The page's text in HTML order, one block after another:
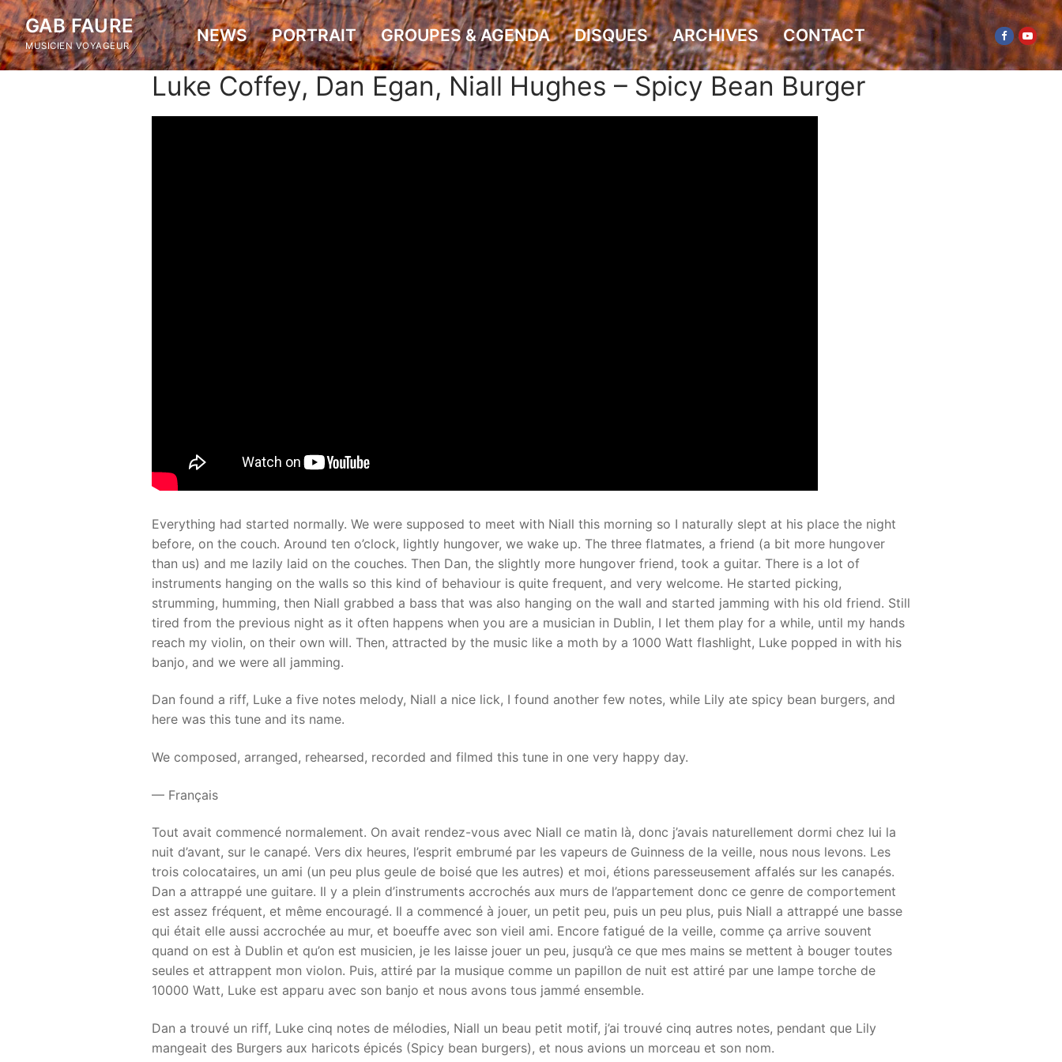
Skip
to
content
GAB FAURE
MUSICIEN VOYAGEUR
NEWS PORTRAIT GROUPES & AGENDA DISQUES ARCHIVES CONTACT
Luke Coffey, Dan Egan, Niall Hughes – Spicy Bean Burger
Everything had started normally. We were supposed to meet with Niall this morning so I naturally slept at his place the night
before, on the couch. Around ten o’clock, lightly hungover, we wake up. The three flatmates, a friend (a bit more hungover
than us) and me lazily laid on the couches. Then Dan, the slightly more hungover friend, took a guitar. There is a lot of
instruments hanging on the walls so this kind of behaviour is quite frequent, and very welcome. He started picking,
strumming, humming, then Niall grabbed a bass that was also hanging on the wall and started jamming with his old friend. Still
tired from the previous night as it often happens when you are a musician in Dublin, I let them play for a while, until my hands
reach my violin, on their own will. Then, attracted by the music like a moth by a 1000 Watt flashlight, Luke popped in with his
banjo, and we were all jamming.
Dan found a riff, Luke a five notes melody, Niall a nice lick, I found another few notes, while Lily ate spicy bean burgers, and
here was this tune and its name.
We composed, arranged, rehearsed, recorded and filmed this tune in one very happy day.
— Français
Tout avait commencé normalement. On avait rendez-vous avec Niall ce matin là, donc j’avais naturellement dormi chez lui la
nuit d’avant, sur le canapé. Vers dix heures, l’esprit embrumé par les vapeurs de Guinness de la veille, nous nous levons. Les
trois colocataires, un ami (un peu plus geule de boisé que les autres) et moi, étions paresseusement affalés sur les canapés.
Dan a attrappé une guitare. Il y a plein d’instruments accrochés aux murs de l’appartement donc ce genre de comportement
est assez fréquent, et même encouragé. Il a commencé à jouer, un petit peu, puis un peu plus, puis Niall a attrappé une basse
qui était elle aussi accrochée au mur, et boeuffe avec son vieil ami. Encore fatigué de la veille, comme ça arrive souvent
quand on est à Dublin et qu’on est musicien, je les laisse jouer un peu, jusqu’à ce que mes mains se mettent à bouger toutes
seules et attrappent mon violon. Puis, attiré par la musique comme un papillon de nuit est attiré par une lampe torche de
10000 Watt, Luke est apparu avec son banjo et nous avons tous jammé ensemble.
Dan a trouvé un riff, Luke cinq notes de mélodies, Niall un beau petit motif, j’ai trouvé cinq autres notes, pendant que Lily
mangeait des Burgers aux haricots épicés (Spicy bean burgers), et nous avions un morceau et son nom.